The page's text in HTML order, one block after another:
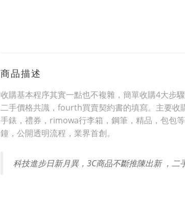
商品描述
收購基本程序其實一點也不複雜，簡單收購4大
二手價格共識，fourth買賣契約書的填寫。主要收
手錶，禮券，rimowa行李箱，鋼筆，精品，包包
鐘，公開透明流程，業界首創。
科技進步日新月異，3C商品不斷推陳出新 ，二